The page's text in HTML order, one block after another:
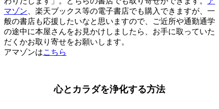
マゾン 、楽天ブックス等の電子書店でも購入できますが、一
般の書店も応援したいなと思いますので、ご近所や通勤通学
の途中に本屋さんをお見かけしましたら、お手に取っていた
だくかお取り寄せをお願いします。
アマゾンはこちら
心とカラダを浄化する方法